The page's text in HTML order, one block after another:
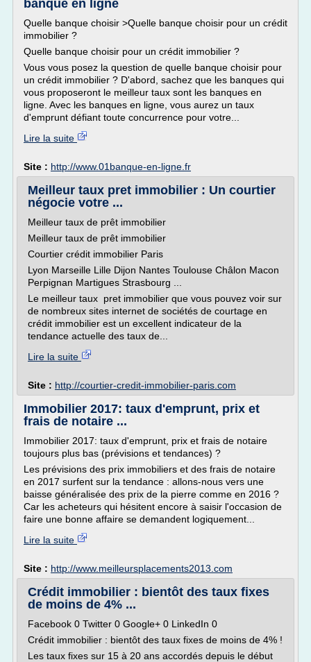
banque en ligne
Quelle banque choisir >Quelle banque choisir pour un crédit
immobilier ?
Quelle banque choisir pour un crédit immobilier ?
Vous vous posez la question de quelle banque choisir pour
un crédit immobilier ? D'abord, sachez que les banques qui
vous proposeront le meilleur taux sont les banques en
ligne. Avec les banques en ligne, vous aurez un taux
d'emprunt défiant toute concurrence pour votre...
Lire la suite
Site : http://www.01banque-en-ligne.fr
Meilleur taux pret immobilier : Un courtier
négocie votre ...
Meilleur taux de prêt immobilier
Meilleur taux de prêt immobilier
Courtier crédit immobilier Paris
Lyon Marseille Lille Dijon Nantes Toulouse Châlon Macon
Perpignan Martigues Strasbourg ...
Le meilleur taux pret immobilier que vous pouvez voir sur
de nombreux sites internet de sociétés de courtage en
crédit immobilier est un excellent indicateur de la
tendance actuelle des taux de...
Lire la suite
Site : http://courtier-credit-immobilier-paris.com
Immobilier 2017: taux d'emprunt, prix et
frais de notaire ...
Immobilier 2017: taux d'emprunt, prix et frais de notaire
toujours plus bas (prévisions et tendances) ?
Les prévisions des prix immobiliers et des frais de notaire
en 2017 surfent sur la tendance : allons-nous vers une
baisse généralisée des prix de la pierre comme en 2016 ?
Car les acheteurs qui hésitent encore à saisir l'occasion de
faire une bonne affaire se demandent logiquement...
Lire la suite
Site : http://www.meilleursplacements2013.com
Crédit immobilier : bientôt des taux fixes
de moins de 4% ...
Facebook 0 Twitter 0 Google+ 0 LinkedIn 0
Crédit immobilier : bientôt des taux fixes de moins de 4% !
Les taux fixes sur 15 à 20 ans accordés depuis le début